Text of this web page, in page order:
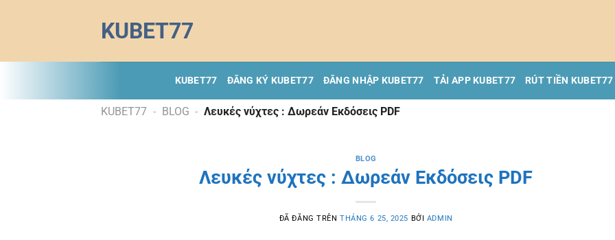
dung
KUBET77
KUBET77 ĐĂNG KÝ KUBET77 ĐĂNG NHẬP KUBET77 TẢI APP KUBET77 RÚT TIỀN KUBET77
KUBET77 - BLOG - Λευκές νύχτες : Δωρεάν Εκδόσεις PDF
BLOG
Λευκές νύχτες : Δωρεάν Εκδόσεις PDF
ĐÃ ĐĂNG TRÊNTHÁNG 6 25, 2025 BỞI ADMIN